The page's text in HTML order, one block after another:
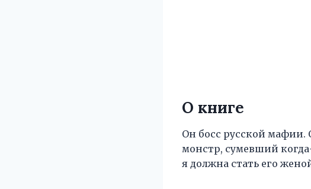
О книге
Он босс русской мафии.
монстр, сумевший
я должна стать его